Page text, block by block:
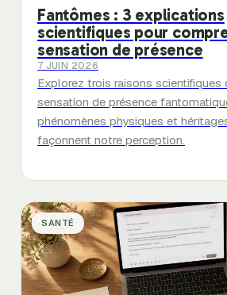
Fantômes : 3 explications
scientifiques pour
sensation de présence
7 JUIN 2026
Explorez trois raisons scientifiques
sensation de présence
phénomènes physiques et
façonnent notre perception.
SANTÉ